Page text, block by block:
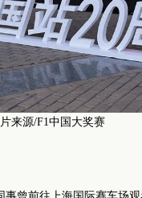
来源/F1中国大奖赛